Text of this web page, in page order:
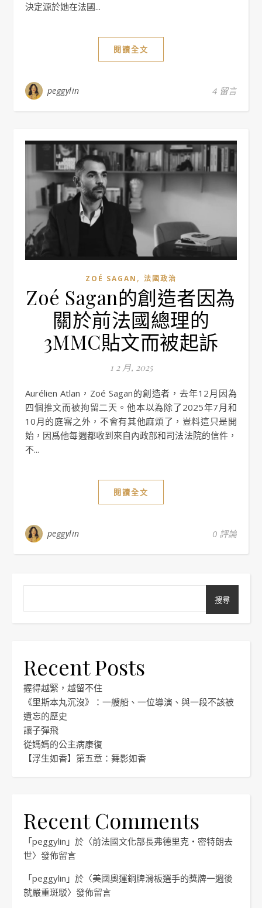
決定源於她在法國...
閱讀全文
peggylin 4 留言
ZOÉ SAGAN , 法國政治
Zoé Sagan的創造者因為
關於前法國總理的
3MMC貼文而被起訴
1 2 月, 2025
Aurélien Atlan，Zoé Sagan的創造者，去年12月因為
四個推文而被拘留二天。他本以為除了2025年7月和
10月的庭審之外，不會有其他麻煩了，豈料這只是開
始，因爲他每週都收到來自內政部和司法法院的信件，
不...
閱讀全文
peggylin 0 評論
搜尋
Recent Posts
握得越緊，越留不住
《里斯本丸沉沒》：一艘船、一位導演、與一段不該被
遺忘的歷史
讓子彈飛
從媽媽的公主病康復
【浮生如香】第五章：舞影如香
Recent Comments
「peggylin 」於〈前法國文化部長弗德里克・密特朗去
世〉發佈留言
「peggylin 」於〈美國奧運銅牌滑板選手的獎牌一週後
就嚴重斑駁〉發佈留言